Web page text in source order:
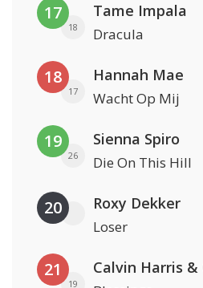
17
18
Tame Impala
Dracula
18
17
Hannah Mae
Wacht Op Mij
19
26
Sienna Spiro
Die On This Hill
20 Roxy Dekker
Loser
21
19